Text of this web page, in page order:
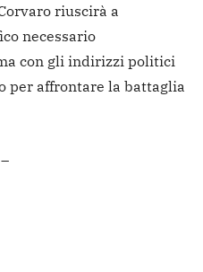
riuscirà a
necessario
con gli indirizzi politici
per affrontare la battaglia